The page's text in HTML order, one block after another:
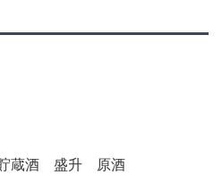
蔵酒 盛升 原酒